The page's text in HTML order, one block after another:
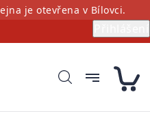
je otevřena v Bílovci.